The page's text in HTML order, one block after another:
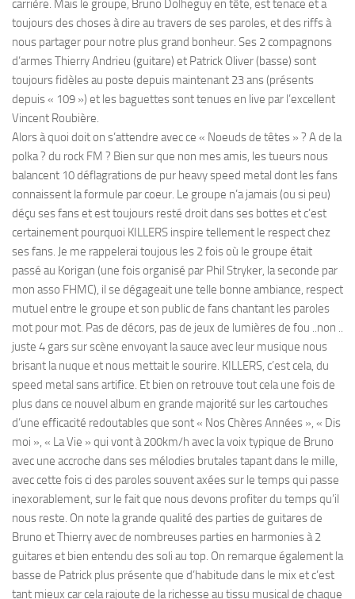
carrière. Mais le groupe, Bruno Dolheguy en tête, est tenace et a
toujours des choses à dire au travers de ses paroles, et des riffs à
nous partager pour notre plus grand bonheur. Ses 2 compagnons
d’armes Thierry Andrieu (guitare) et Patrick Oliver (basse) sont
toujours fidèles au poste depuis maintenant 23 ans (présents
depuis « 109 ») et les baguettes sont tenues en live par l’excellent
Vincent Roubière.
Alors à quoi doit on s’attendre avec ce « Noeuds de têtes » ? A de la
polka ? du rock FM ? Bien sur que non mes amis, les tueurs nous
balancent 10 déflagrations de pur heavy speed metal dont les fans
connaissent la formule par coeur. Le groupe n’a jamais (ou si peu)
déçu ses fans et est toujours resté droit dans ses bottes et c’est
certainement pourquoi KILLERS inspire tellement le respect chez
ses fans. Je me rappelerai toujous les 2 fois où le groupe était
passé au Korigan (une fois organisé par Phil Stryker, la seconde par
mon asso FHMC), il se dégageait une telle bonne ambiance, respect
mutuel entre le groupe et son public de fans chantant les paroles
mot pour mot. Pas de décors, pas de jeux de lumières de fou ..non ..
juste 4 gars sur scène envoyant la sauce avec leur musique nous
brisant la nuque et nous mettait le sourire. KILLERS, c’est cela, du
speed metal sans artifice. Et bien on retrouve tout cela une fois de
plus dans ce nouvel album en grande majorité sur les cartouches
d’une efficacité redoutables que sont « Nos Chères Années », « Dis
moi », « La Vie » qui vont à 200km/h avec la voix typique de Bruno
avec une accroche dans ses mélodies brutales tapant dans le mille,
avec cette fois ci des paroles souvent axées sur le temps qui passe
inexorablement, sur le fait que nous devons profiter du temps qu’il
nous reste. On note la grande qualité des parties de guitares de
Bruno et Thierry avec de nombreuses parties en harmonies à 2
guitares et bien entendu des soli au top. On remarque également la
basse de Patrick plus présente que d’habitude dans le mix et c’est
tant mieux car cela rajoute de la richesse au tissu musical de chaque